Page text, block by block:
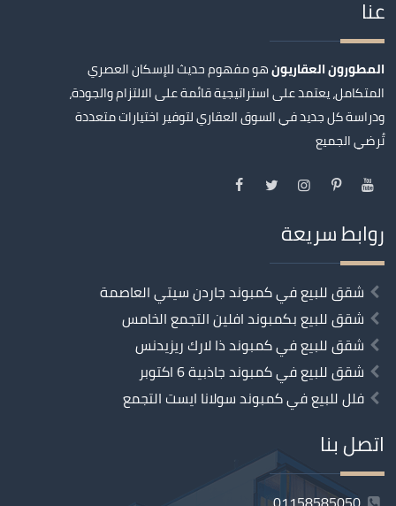
عنا
المطورون العقاريونهو مفهوم حديث للإسكان العصري
المتكامل، يعتمد على استراتيجية قائمة على الالتزام والجودة،
ودراسة كل جديد في السوق العقاري لتوفير اختيارات متعددة
تُرضي الجميع
روابط سريعة
شقق للبيع في كمبوند جاردن سيتي العاصمة
شقق للبيع بكمبوند افلين التجمع الخامس
شقق للبيع في كمبوند ذا لارك ريزيدنس
شقق للبيع في كمبوند جاذبية 6 اكتوبر
فلل للبيع في كمبوند سولانا ايست التجمع
اتصل بنا